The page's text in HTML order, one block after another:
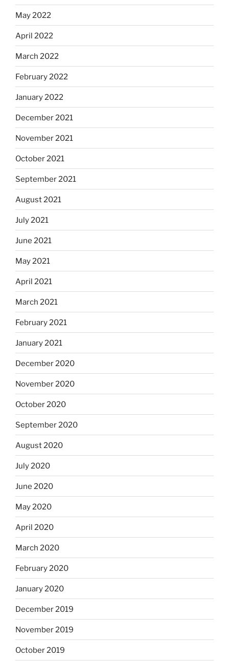
May 2022
April 2022
March 2022
February 2022
January 2022
December 2021
November 2021
October 2021
September 2021
August 2021
July 2021
June 2021
May 2021
April 2021
March 2021
February 2021
January 2021
December 2020
November 2020
October 2020
September 2020
August 2020
July 2020
June 2020
May 2020
April 2020
March 2020
February 2020
January 2020
December 2019
November 2019
October 2019